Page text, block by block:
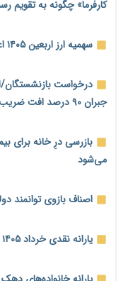
محدودیت صنایع
ورود بخش خصوصی به
امسال گسترده‌تر می‌شود
مطالبه کارگران
شبکه برق
حساب‌های شرکت ملی
بدهی یک میلیارد دلاری
کارفرما» چگونه به تقویم
سهمیه ارز اربعین ۱۴۰۵ اعلام شد؛ ۲۰۰ هزار دینار برای هر زائر
درخواست
جبران ۹۰ درصد افت ضریب زمان برقراری
بازرسی درِ خانه برای
می‌شود
اصناف بازوی توانمند
یارانه نقدی خرداد ۱۴۰۵ دهک‌های چهارم تا نهم واریز شد